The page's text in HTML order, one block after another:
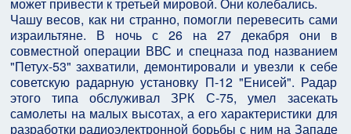
Чашу весов, как ни странно, помогли перевесить сами
израильтяне. В ночь с 26 на 27 декабря они в
совместной операции ВВС и спецназа под названием
"Петух-53" захватили, демонтировали и увезли к себе
советскую радарную установку П-12 "Енисей". Радар
этого типа обслуживал ЗРК С-75, умел засекать
самолеты на малых высотах, а его характеристики для
разработки радиоэлектронной борьбы с ним на Западе